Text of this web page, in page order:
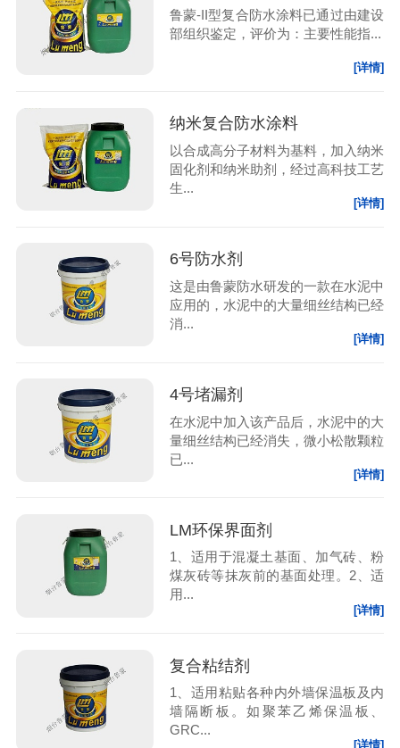
鲁蒙-II型复合防水涂料已通过由建设
部组织鉴定，评价为：主要性能指...
[详情]
纳米复合防水涂料
以合成高分子材料为基料，加入纳米
固化剂和纳米助剂，经过高科技工艺
生...
[详情]
6号防水剂
这是由鲁蒙防水研发的一款在水泥中
应用的，水泥中的大量细丝结构已经
消...
[详情]
4号堵漏剂
在水泥中加入该产品后，水泥中的大
量细丝结构已经消失，微小松散颗粒
已...
[详情]
LM环保界面剂
1、适用于混凝土基面、加气砖、粉
煤灰砖等抹灰前的基面处理。2、适
用...
[详情]
复合粘结剂
1、适用粘贴各种内外墙保温板及内
墙隔断板。如聚苯乙烯保温板、
GRC...
[详情]